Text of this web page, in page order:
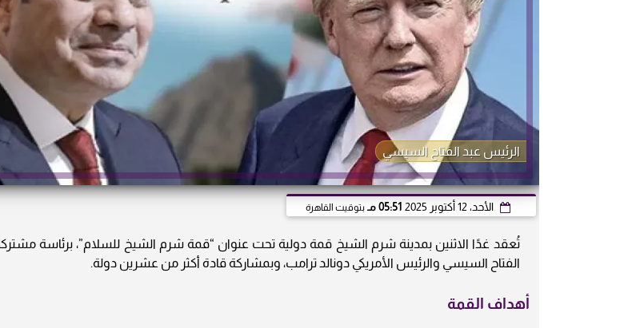
الرئيس عبد الفتاح السيسي
الأحد، 12 أكتوبر 2025 05:51 مـ بتوقيت القاهرة
تُعقد غدًا الاثنين بمدينة شرم الشيخ قمة دولية تحت عنوان “قمة شرم الشيخ للسلام”، برئاسة
الفتاح السيسي والرئيس الأمريكي دونالد ترامب، وبمشاركة قادة أكثر من عشرين دولة.
أهداف القمة